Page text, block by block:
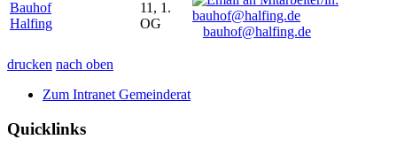
Bauhof
Halfing
11, 1.
OG
bauhof@halfing.de
drucken nach oben
Zum Intranet Gemeinderat
Quicklinks